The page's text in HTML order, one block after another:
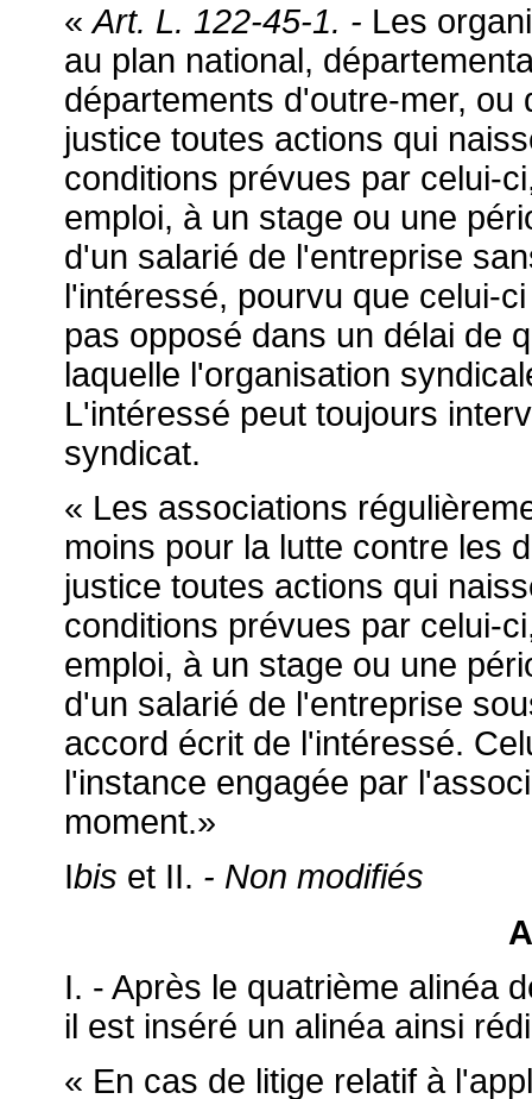
«Art. L. 122-45-1. - Les
au plan national,
départements d'outre-mer,
justice toutes actions qui
conditions prévues par celui-
emploi, à un stage ou une
d'un salarié de l'entreprise
l'intéressé, pourvu que celui-
pas opposé dans un délai de
laquelle l'organisation
L'intéressé peut toujours
syndicat.
« Les associations
moins pour la lutte contre les
justice toutes actions qui
conditions prévues par celui-
emploi, à un stage ou une
d'un salarié de l'entreprise
accord écrit de l'intéressé.
l'instance engagée par
moment.»
Ibis et II. - Non modifiés
I. - Après le quatrième alinéa
il est inséré un alinéa ainsi
« En cas de litige relatif à